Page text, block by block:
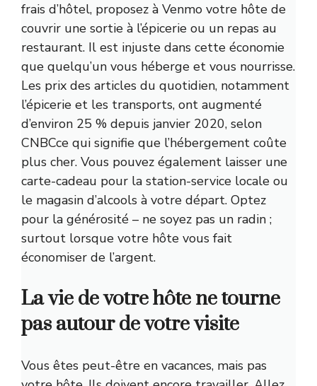
frais d’hôtel, proposez à Venmo votre hôte de
couvrir une sortie à l’épicerie ou un repas au
restaurant. Il est injuste dans cette économie
que quelqu’un vous héberge et vous nourrisse.
Les prix des articles du quotidien, notamment
l’épicerie et les transports, ont augmenté
d’environ 25 % depuis janvier 2020, selon
CNBCce qui signifie que l’hébergement coûte
plus cher. Vous pouvez également laisser une
carte-cadeau pour la station-service locale ou
le magasin d’alcools à votre départ. Optez
pour la générosité – ne soyez pas un radin ;
surtout lorsque votre hôte vous fait
économiser de l’argent.
La vie de votre hôte ne tourne
pas autour de votre visite
Vous êtes peut-être en vacances, mais pas